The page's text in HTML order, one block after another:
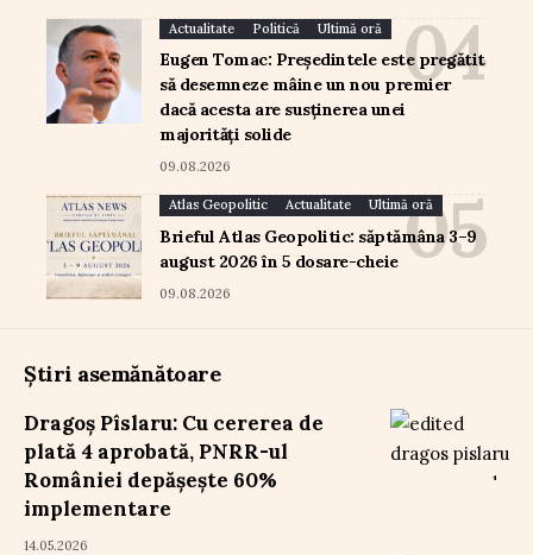
Actualitate Politică Ultimă oră
Eugen Tomac: Președintele este pregătit
să desemneze mâine un nou premier
dacă acesta are susținerea unei
majorități solide
09.08.2026
Atlas Geopolitic Actualitate Ultimă oră
Brieful Atlas Geopolitic: săptămâna 3–9
august 2026 în 5 dosare-cheie
09.08.2026
Știri asemănătoare
Dragoș Pîslaru: Cu cererea de
plată 4 aprobată, PNRR-ul
României depășește 60%
implementare
14.05.2026